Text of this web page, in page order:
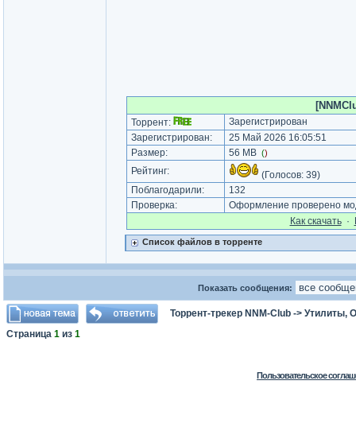
Торрент:
Зарегистрирован
Зарегистрирован:
25 Май 2026 16:05:51
Размер:
56 MB ()
Рейтинг: (Голосов: 39)
Поблагодарили:
132
Проверка:
Оформление проверено
Как cкачать·
Список файлов в торренте
Показать сообщения:
Торрент-трекер NNM-Club -> Утилиты,
Страница 1 из 1
Пользовательское